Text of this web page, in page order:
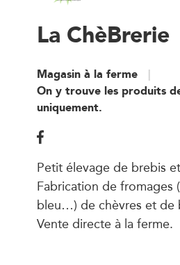
La ChèBrerie
Magasin à la ferme
On y trouve les produits
uniquement.
Petit élevage de brebis
Fabrication de fromages
bleu…) de chèvres et de
Vente directe à la ferme.